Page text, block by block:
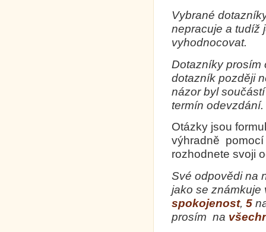
Vybrané
nepracuje a tudíž
vyhodnocovat.
Dotazníky
dotazník později
názor byl
termín odevzdání.
Otázky jsou
výhradně pomocí
rozhodnete svoji
Své odpovědi na
jako se
spokojenost, 5
prosím na